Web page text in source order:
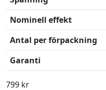
Nominell effekt
Antal per förpackning
Garanti
799 kr